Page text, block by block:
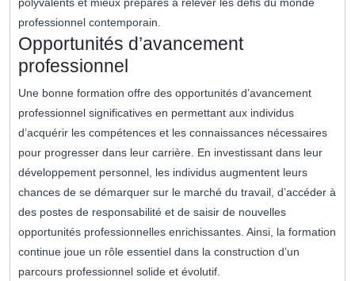
professionnel contemporain.
Opportunités d’avancement
professionnel
Une bonne formation offre des opportunités d’avancement
professionnel significatives en permettant aux individus
d’acquérir les compétences et les connaissances nécessaires
pour progresser dans leur carrière. En investissant dans leur
développement personnel, les individus augmentent leurs
chances de se démarquer sur le marché du travail, d’accéder à
des postes de responsabilité et de saisir de nouvelles
opportunités professionnelles enrichissantes. Ainsi, la formation
continue joue un rôle essentiel dans la construction d’un
parcours professionnel solide et évolutif.